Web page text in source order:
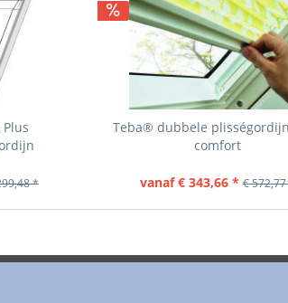
*
Teba® dubbele
comfort
vanaf € 343,66 * €